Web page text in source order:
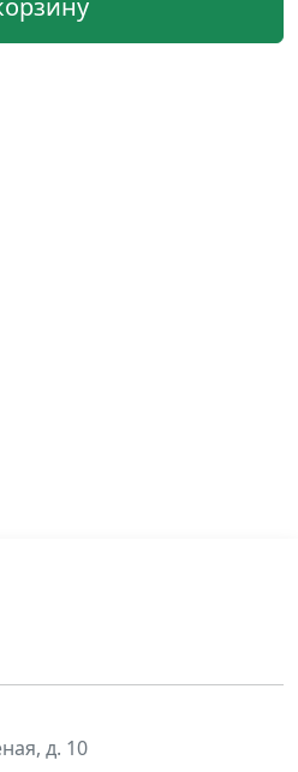
д. 10